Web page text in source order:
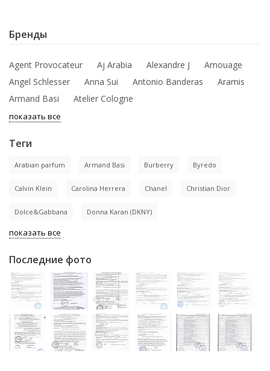
Бренды
Agent Provocateur Aj Arabia Alexandre J
Amouage
Angel Schlesser
Anna Sui Antonio Banderas
Aramis
Armand Basi
Atelier Cologne
показать все
Теги
Arabian parfum Armand Basi Burberry Byredo
Calvin Klein Carolina Herrera Chanel Christian Dior
Dolce&Gabbana Donna Karan (DKNY)
показать все
Последние фото